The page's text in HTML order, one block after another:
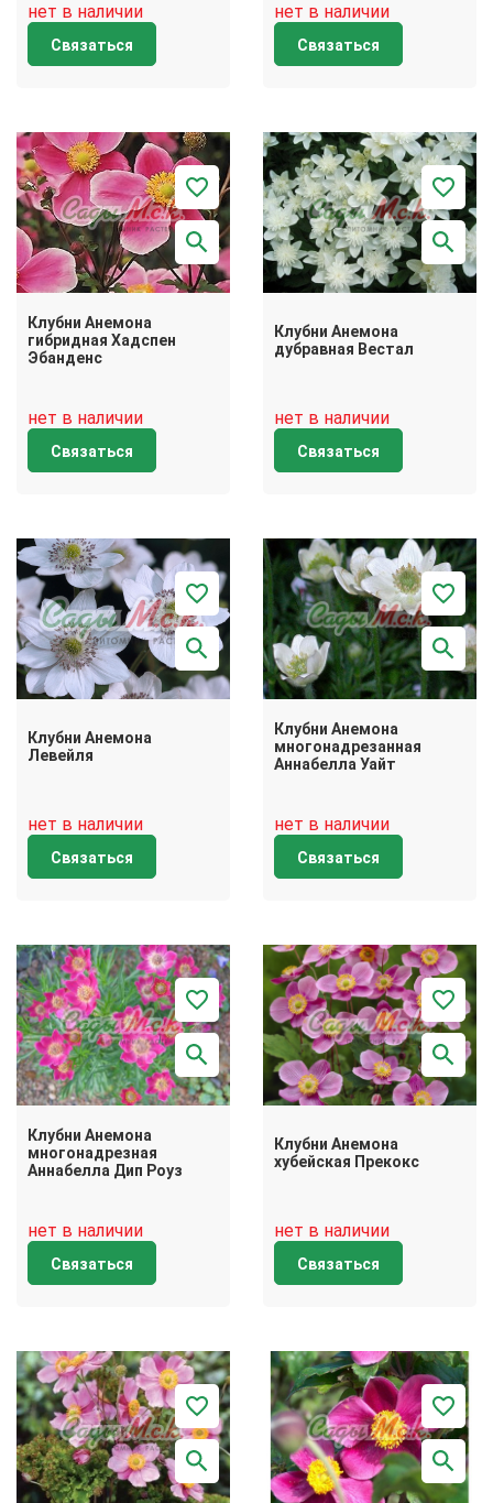
нет в наличии
Связаться
нет в наличии
Связаться
Клубни Анемона
гибридная Хадспен
Эбанденс
нет в наличии
Связаться
Клубни Анемона
дубравная Вестал
нет в наличии
Связаться
Клубни Анемона
Левейля
нет в наличии
Связаться
Клубни Анемона
многонадрезанная
Аннабелла Уайт
нет в наличии
Связаться
Клубни Анемона
многонадрезная
Аннабелла Дип Роуз
нет в наличии
Связаться
Клубни Анемона
хубейская Прекокс
нет в наличии
Связаться